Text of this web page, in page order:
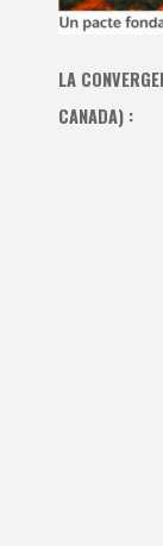
LA
CANADA) :